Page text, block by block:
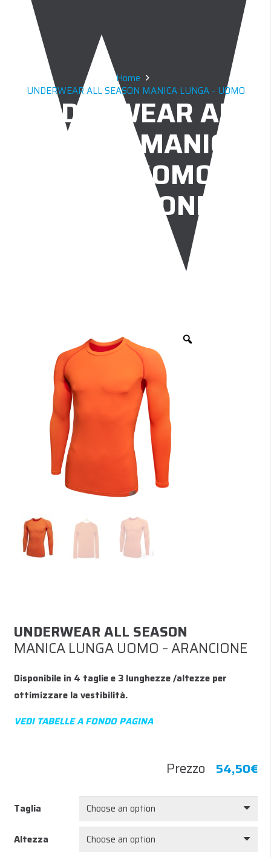
Home
UNDERWEAR ALL SEASON MANICA LUNGA - UOMO
UNDERWEAR ALL
SEASON MANICA
LUNGA UOMO –
ARANCIONE
UNDERWEAR ALL SEASON
MANICA LUNGA UOMO – ARANCIONE
Disponibile in 4 taglie e 3 lunghezze /altezze per
ottimizzare la vestibilità.
VEDI TABELLE A FONDO PAGINA
Prezzo 54,50€
Taglia
Altezza